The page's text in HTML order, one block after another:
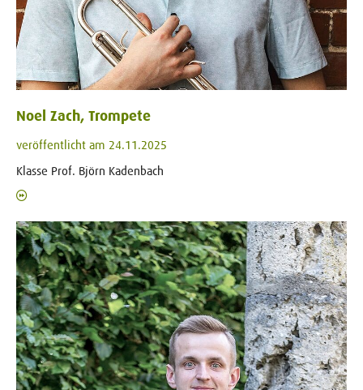
Noel Zach, Trompete
veröffentlicht am 24.11.2025
Klasse Prof. Björn Kadenbach